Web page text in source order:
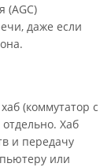
(AGC)
даже если
(коммутатор с
Хаб
и передачу
или